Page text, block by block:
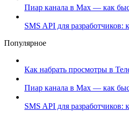
Пиар канала в Max — как
SMS API для
Популярное
Как набрать просмотры в
Пиар канала в Max — как
SMS API для